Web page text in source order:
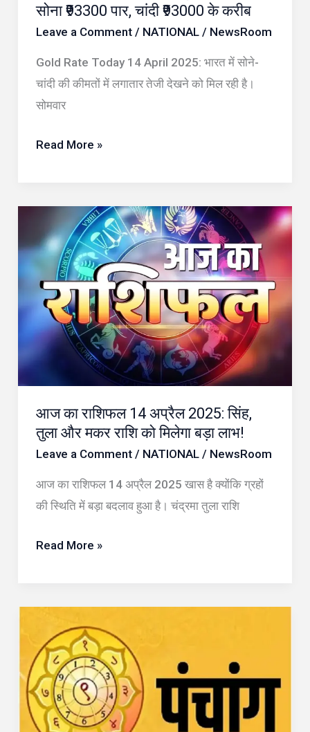
सोना ₹93300 पार, चांदी ₹93000 के करीब
Leave a Comment / NATIONAL/ NewsRoom
Gold Rate Today 14 April 2025: भारत में सोने-
चांदी की कीमतों में लगातार तेजी देखने को मिल रही है।
सोमवार
चांदी
₹93000
के
करीब
Read More »
आज का राशिफल 14 अप्रैल 2025: सिंह,
तुला और मकर राशि को मिलेगा बड़ा लाभ!
Leave a Comment / NATIONAL/ NewsRoom
आज का राशिफल 14 अप्रैल 2025 खास है क्योंकि ग्रहों
की स्थिति में बड़ा बदलाव हुआ है। चंद्रमा तुला राशि
का
राशिफल
14
अप्रैल
2025:
सिंह,
और
मकर
राशि
को
Read More »
का
पंचांग
14
अप्रैल
2025: